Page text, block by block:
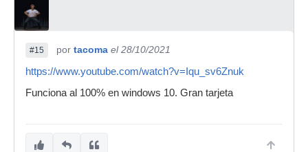
#15 por tacoma el 28/10/2021
https://www.youtube.com/watch?v=Iqu_sv6Znuk
Funciona al 100% en windows 10. Gran tarjeta